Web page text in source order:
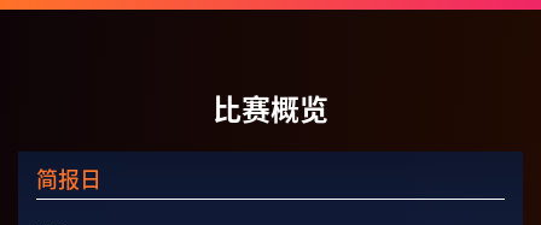
比赛概览
简报日